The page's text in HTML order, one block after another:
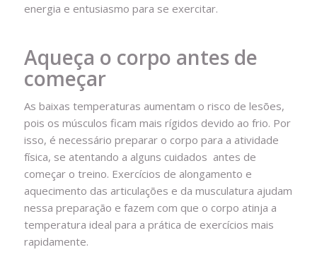
energia e entusiasmo para se exercitar.
Aqueça o corpo antes de
começar
As baixas temperaturas aumentam o risco de lesões,
pois os músculos ficam mais rígidos devido ao frio. Por
isso, é necessário preparar o corpo para a atividade
física, se atentando a alguns cuidados antes de
começar o treino. Exercícios de alongamento e
aquecimento das articulações e da musculatura ajudam
nessa preparação e fazem com que o corpo atinja a
temperatura ideal para a prática de exercícios mais
rapidamente.